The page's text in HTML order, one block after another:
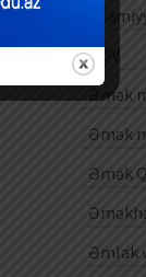
ƏDV
Əmək
Əmək
Əmək
Əmlak